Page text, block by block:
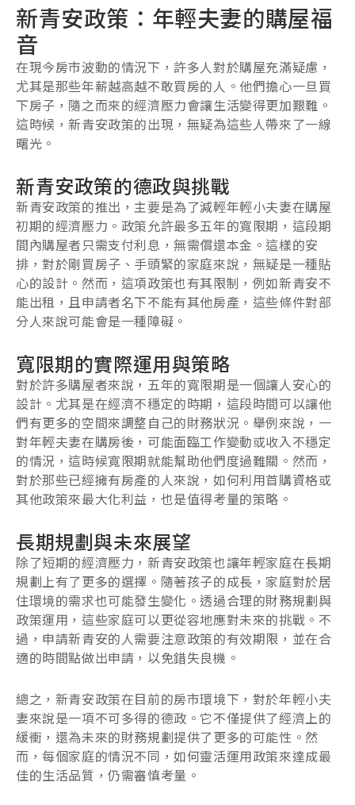
新青安政策：年輕夫妻的購屋福
音
在現今房市波動的情況下，許多人對於購屋充滿疑慮，
尤其是那些年薪越高越不敢買房的人。他們擔心一旦買
下房子，隨之而來的經濟壓力會讓生活變得更加艱難。
這時候，新青安政策的出現，無疑為這些人帶來了一線
曙光。
新青安政策的德政與挑戰
新青安政策的推出，主要是為了減輕年輕小夫妻在購屋
初期的經濟壓力。政策允許最多五年的寬限期，這段期
間內購屋者只需支付利息，無需償還本金。這樣的安
排，對於剛買房子、手頭緊的家庭來說，無疑是一種貼
心的設計。然而，這項政策也有其限制，例如新青安不
能出租，且申請者名下不能有其他房產，這些條件對部
分人來說可能會是一種障礙。
寬限期的實際運用與策略
對於許多購屋者來說，五年的寬限期是一個讓人安心的
設計。尤其是在經濟不穩定的時期，這段時間可以讓他
們有更多的空間來調整自己的財務狀況。舉例來說，一
對年輕夫妻在購房後，可能面臨工作變動或收入不穩定
的情況，這時候寬限期就能幫助他們度過難關。然而，
對於那些已經擁有房產的人來說，如何利用首購資格或
其他政策來最大化利益，也是值得考量的策略。
長期規劃與未來展望
除了短期的經濟壓力，新青安政策也讓年輕家庭在長期
規劃上有了更多的選擇。隨著孩子的成長，家庭對於居
住環境的需求也可能發生變化。透過合理的財務規劃與
政策運用，這些家庭可以更從容地應對未來的挑戰。不
過，申請新青安的人需要注意政策的有效期限，並在合
適的時間點做出申請，以免錯失良機。
總之，新青安政策在目前的房市環境下，對於年輕小夫
妻來說是一項不可多得的德政。它不僅提供了經濟上的
緩衝，還為未來的財務規劃提供了更多的可能性。然
而，每個家庭的情況不同，如何靈活運用政策來達成最
佳的生活品質，仍需審慎考量。